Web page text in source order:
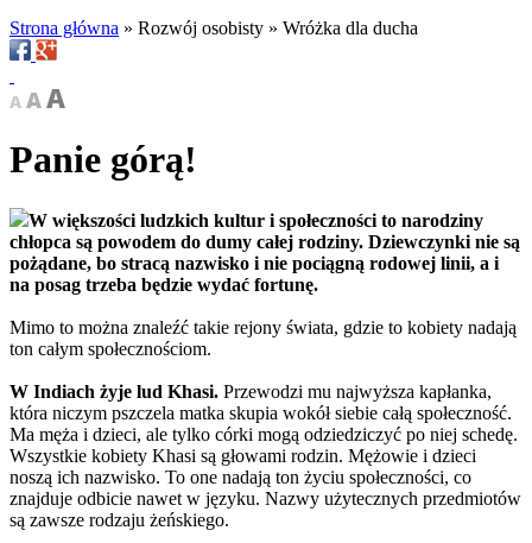
Strona główna » Rozwój osobisty » Wróżka dla ducha
Panie górą!
W większości ludzkich kultur i społeczności to narodziny
chłopca są powodem do dumy całej rodziny. Dziewczynki nie są
pożądane, bo stracą nazwisko i nie pociągną rodowej linii, a i
na posag trzeba będzie wydać fortunę.
Mimo to można znaleźć takie rejony świata, gdzie to kobiety nadają
ton całym społecznościom.
W Indiach żyje lud Khasi. Przewodzi mu najwyższa kapłanka,
która niczym pszczela matka skupia wokół siebie całą społeczność.
Ma męża i dzieci, ale tylko córki mogą odziedziczyć po niej schedę.
Wszystkie kobiety Khasi są głowami rodzin. Mężowie i dzieci
noszą ich nazwisko. To one nadają ton życiu społeczności, co
znajduje odbicie nawet w języku. Nazwy użytecznych przedmiotów
są zawsze rodzaju żeńskiego.